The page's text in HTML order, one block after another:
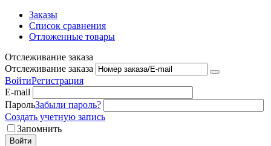
Заказы
Список сравнения
Отложенные товары
Отслеживание заказа
Отслеживание заказа
ВойтиРегистрация
E-mail
ПарольЗабыли пароль?
Создать учетную запись
Запомнить
Войти